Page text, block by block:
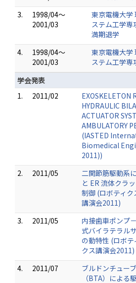
3.
1998/04～
2001/03
東京電機大学
ステム工学専
満期退学
4.
1998/04～
2001/03
東京電機大学
ステム工学専
学会発表
1.
2011/02
EXOSKELETON
HYDRAULIC
ACTUATOR
AMBULATORY
(IASTED
Biomedical
2011))
2.
2011/05
二関節筋駆動系
と ER 流体クラ
制御 (ロボティ
講演会2011)
3.
2011/05
内接歯車ポンプ
式バイラテラル
の動特性 (ロボ
クス講演会2011)
4.
2011/07
ブルドンチュー
（BTA）による